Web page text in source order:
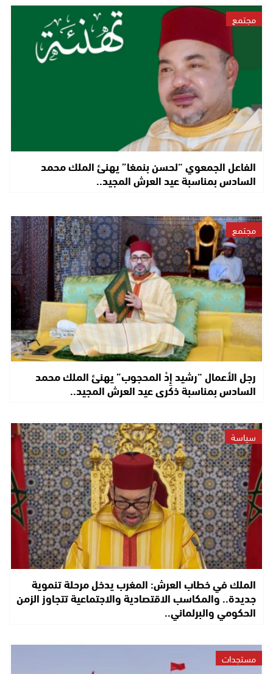
مجتمع
الفاعل الجمعوي “لحسن بنمغا” يهنئ الملك محمد
السادس بمناسبة عيد العرش المجيد..
مجتمع
رجل الأعمال “رشيد إِدْ المحجوب” يهنئ الملك محمد
السادس بمناسبة ذكرى عيد العرش المجيد..
سياسة
الملك في خطاب العرش: المغرب يدخل مرحلة تنموية
جديدة.. والمكاسب الاقتصادية والاجتماعية تتجاوز الزمن
الحكومي والبرلماني..
مستجدات